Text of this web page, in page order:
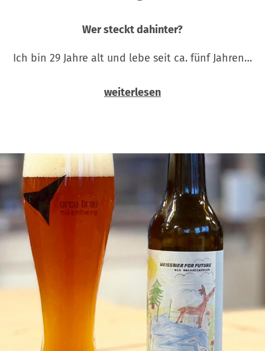
Wer steckt dahinter?
Ich bin 29 Jahre alt und lebe seit ca. fünf Jahren…
weiterlesen